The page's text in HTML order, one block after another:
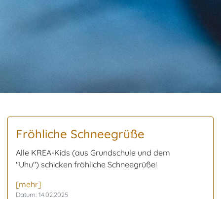
Fröhliche Schneegrüße
Alle KREA-Kids (aus Grundschule und dem
"Uhu") schicken fröhliche Schneegrüße!
[mehr]
Datum: 14.02.2025